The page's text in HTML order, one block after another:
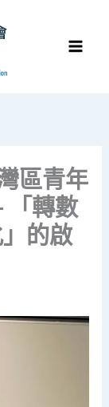
區青年
「轉數
的啟